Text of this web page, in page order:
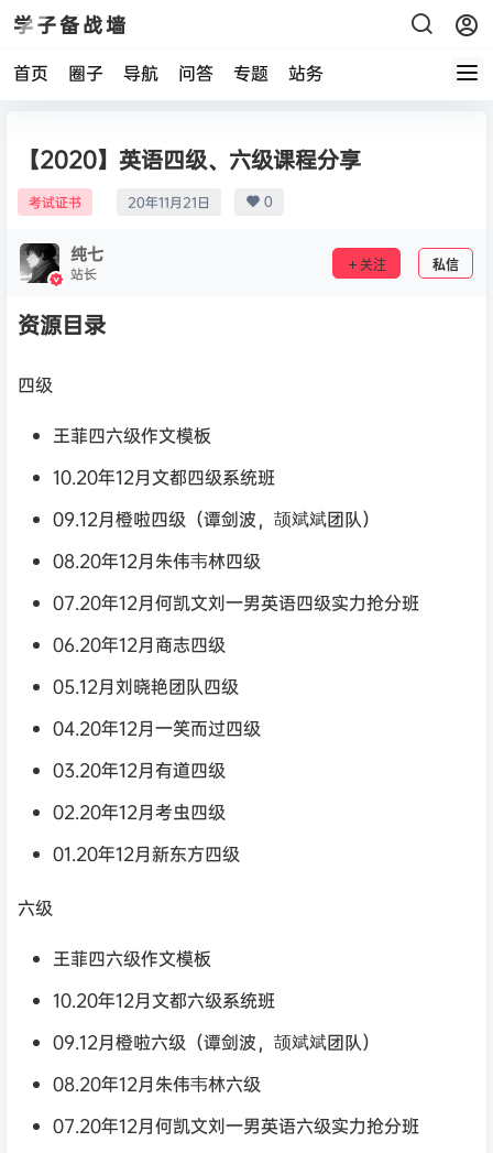
学子备战墙
首页 圈子 导航 问答 专题 站务
【2020】英语四级、六级课程分享
考试证书 20年11月21日 0
纯七
站长 关注 私信
资源目录
四级
王菲四六级作文模板
10.20年12月文都四级系统班
09.12月橙啦四级（谭剑波，颉斌斌团队）
08.20年12月朱伟韦林四级
07.20年12月何凯文刘一男英语四级实力抢分班
06.20年12月商志四级
05.12月刘晓艳团队四级
04.20年12月一笑而过四级
03.20年12月有道四级
02.20年12月考虫四级
01.20年12月新东方四级
六级
王菲四六级作文模板
10.20年12月文都六级系统班
09.12月橙啦六级（谭剑波，颉斌斌团队）
08.20年12月朱伟韦林六级
07.20年12月何凯文刘一男英语六级实力抢分班